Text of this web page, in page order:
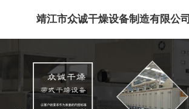
靖江市众诚干燥设备制造有限公司